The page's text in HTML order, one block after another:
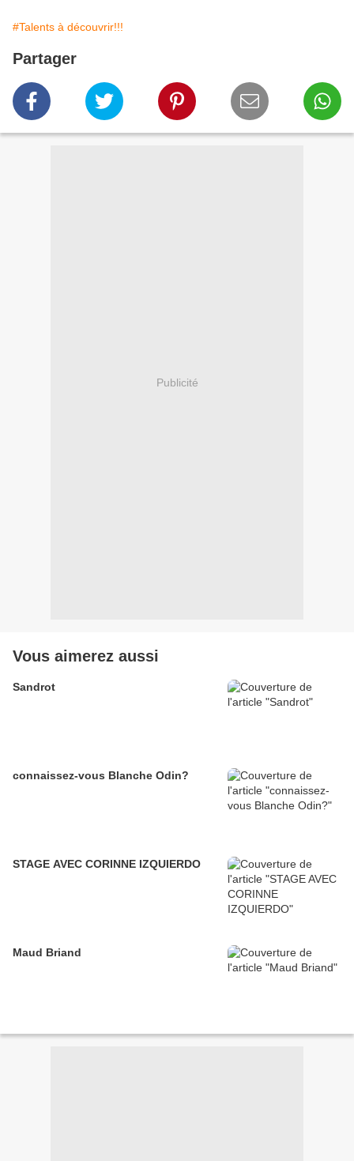
#Talents à découvrir!!!
Partager
Publicité
Vous aimerez aussi
Sandrot
connaissez-vous Blanche Odin?
STAGE AVEC CORINNE IZQUIERDO
Maud Briand